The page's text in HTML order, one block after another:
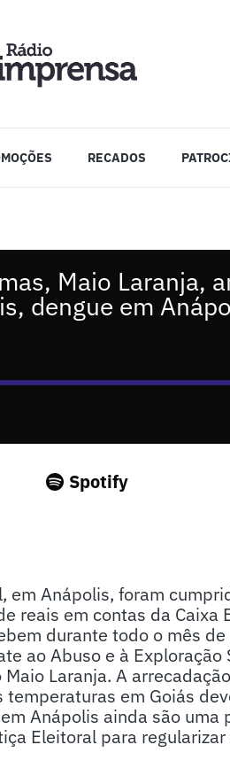
RECADOS
Maio Laranja,
dengue em
Spotify
em Anápolis, foram
reais em contas da Caixa
durante todo o mês
ao Abuso e à Exploração
Laranja. A
em Goiás
Anápolis ainda são uma
Eleitoral para